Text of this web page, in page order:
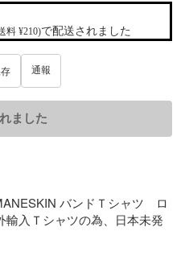
料 ¥210)で配送されました
通報
ました
バンドＴシャツ　ロ
輸入Ｔシャツの為、日本未発